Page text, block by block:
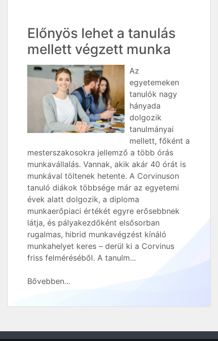
Előnyös lehet a tanulás
mellett végzett munka
Az
egyetemeken
tanulók nagy
hányada
dolgozik
tanulmányai
mellett, főként a
mesterszakosokra jellemző a több órás
munkavállalás. Vannak, akik akár 40 órát is
munkával töltenek hetente. A Corvinuson
tanuló diákok többsége már az egyetemi
évek alatt dolgozik, a diploma
munkaerőpiaci értékét egyre erősebbnek
látja, és pályakezdőként elsősorban
rugalmas, hibrid munkavégzést kínáló
munkahelyet keres – derül ki a Corvinus
friss felméréséből. A tanulm...
Bővebben...